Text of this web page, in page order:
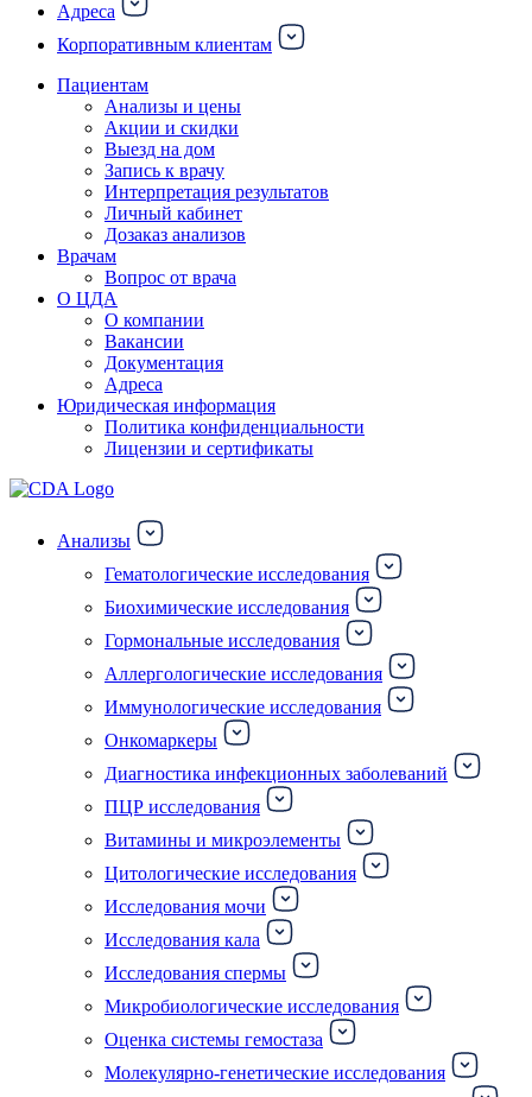
Адреса
Корпоративным клиентам
Пациентам
Анализы и цены
Акции и скидки
Выезд на дом
Запись к врачу
Интерпретация результатов
Личный кабинет
Дозаказ анализов
Врачам
Вопрос от врача
О ЦДА
О компании
Вакансии
Документация
Адреса
Юридическая информация
Политика конфиденциальности
Лицензии и сертификаты
Анализы
Гематологические исследования
Биохимические исследования
Гормональные исследования
Аллергологические исследования
Иммунологические исследования
Онкомаркеры
Диагностика инфекционных заболеваний
ПЦР исследования
Витамины и микроэлементы
Цитологические исследования
Исследования мочи
Исследования кала
Исследования спермы
Микробиологические исследования
Оценка системы гемостаза
Молекулярно-генетические исследования